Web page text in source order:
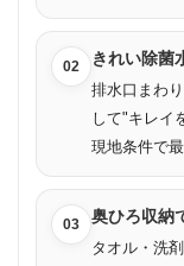
02 きれい除菌
排水口まわ
して"キレイ
現地条件で最
03 奥ひろ収納
タオル・洗